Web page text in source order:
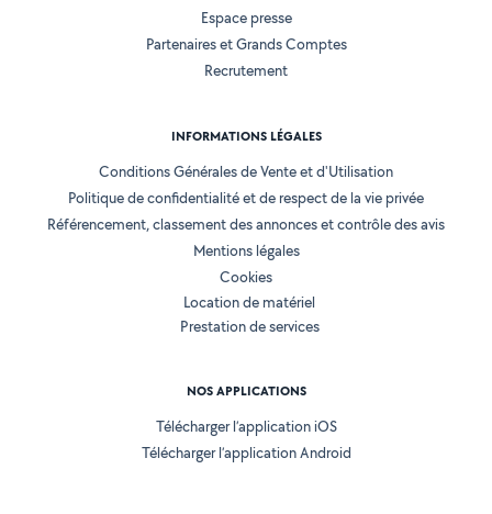
Espace presse
Partenaires et Grands Comptes
Recrutement
INFORMATIONS LÉGALES
Conditions Générales de Vente et d'Utilisation
Politique de confidentialité et de respect de la vie privée
Référencement, classement des annonces et contrôle des avis
Mentions légales
Cookies
Location de matériel
Prestation de services
NOS APPLICATIONS
Télécharger l’application iOS
Télécharger l’application Android